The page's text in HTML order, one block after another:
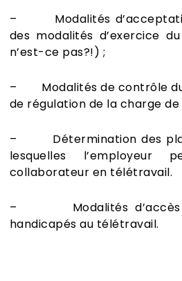
– Modalités
des modalités d’exercice
n’est-ce pas?!) ;
– Modalités de contrôle
de régulation de la charge
– Détermination des
lesquelles l’employeur
collaborateur en télétravail.
– Modalités d’accès
handicapés au télétravail.